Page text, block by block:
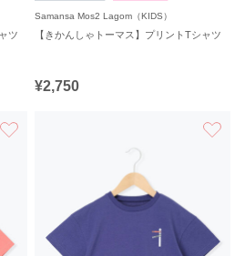
ツ
Samansa Mos2 Lagom（KIDS）
【きかんしゃトーマス】プリントTシャツ
¥2,750